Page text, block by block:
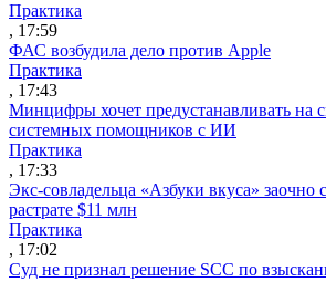
Практика
, 17:59
ФАС возбудила дело против Apple
Практика
, 17:43
Минцифры хочет предустанавливать на
системных помощников с ИИ
Практика
, 17:33
Экс-совладельца «Азбуки вкуса» заочно
растрате $11 млн
Практика
, 17:02
Суд не признал решение SCC по